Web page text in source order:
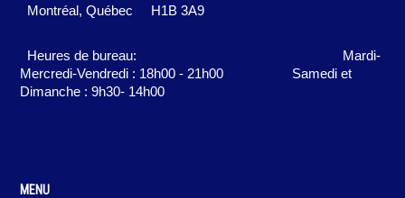
Montréal, Québec H1B 3A9
Heures de bureau:
Mardi-
Mercredi-Vendredi : 18h00 - 21h00
Samedi et
Dimanche : 9h30- 14h00
MENU